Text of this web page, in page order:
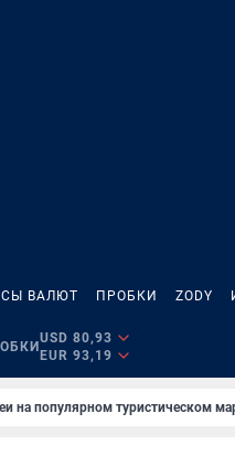
ВАЛЮТ ПРОБКИ ZODY
USD 80,93
EUR 93,19
на популярном туристическом